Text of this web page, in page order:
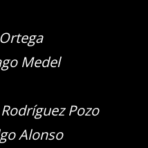
Medel
Pozo
Alonso